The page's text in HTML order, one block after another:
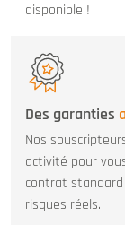
disponible !
Des garanties
Nos
activité pour
contrat
risques réels.